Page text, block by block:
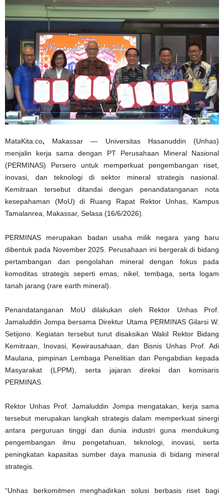
MataKita.co, Makassar — Universitas Hasanuddin (Unhas)
menjalin kerja sama dengan PT Perusahaan Mineral Nasional
(PERMINAS) Persero untuk memperkuat pengembangan riset,
inovasi, dan teknologi di sektor mineral strategis nasional.
Kemitraan tersebut ditandai dengan penandatanganan nota
kesepahaman (MoU) di Ruang Rapat Rektor Unhas, Kampus
Tamalanrea, Makassar, Selasa (16/6/2026).
PERMINAS merupakan badan usaha milik negara yang baru
dibentuk pada November 2025. Perusahaan ini bergerak di bidang
pertambangan dan pengolahan mineral dengan fokus pada
komoditas strategis seperti emas, nikel, tembaga, serta logam
tanah jarang (rare earth mineral).
Penandatanganan MoU dilakukan oleh Rektor Unhas Prof.
Jamaluddin Jompa bersama Direktur Utama PERMINAS Gilarsi W.
Setijono. Kegiatan tersebut turut disaksikan Wakil Rektor Bidang
Kemitraan, Inovasi, Kewirausahaan, dan Bisnis Unhas Prof. Adi
Maulana, pimpinan Lembaga Penelitian dan Pengabdian kepada
Masyarakat (LPPM), serta jajaran direksi dan komisaris
PERMINAS.
Rektor Unhas Prof. Jamaluddin Jompa mengatakan, kerja sama
tersebut merupakan langkah strategis dalam memperkuat sinergi
antara perguruan tinggi dan dunia industri guna mendukung
pengembangan ilmu pengetahuan, teknologi, inovasi, serta
peningkatan kapasitas sumber daya manusia di bidang mineral
strategis.
“Unhas berkomitmen menghadirkan solusi berbasis riset bagi